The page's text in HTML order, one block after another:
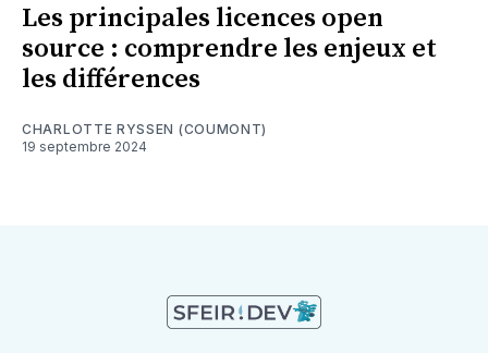
Les principales licences open
source : comprendre les enjeux et
les différences
CHARLOTTE RYSSEN (COUMONT)
19 septembre 2024